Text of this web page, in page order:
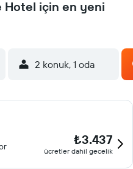
Hotel için en yeni
2 konuk, 1 oda
₺3.437
ücretler dahil gecelik